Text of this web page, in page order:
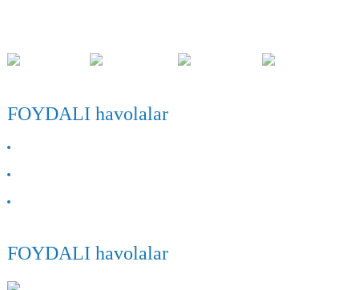
FOYDALI havolalar
FOYDALI havolalar